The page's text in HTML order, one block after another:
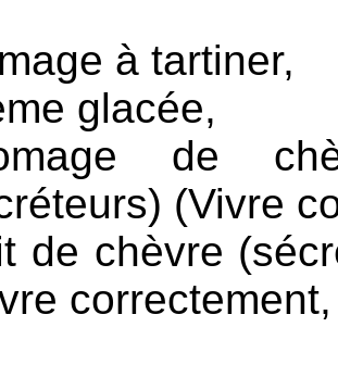
à tartiner,
glacée,
de
(Vivre
de chèvre